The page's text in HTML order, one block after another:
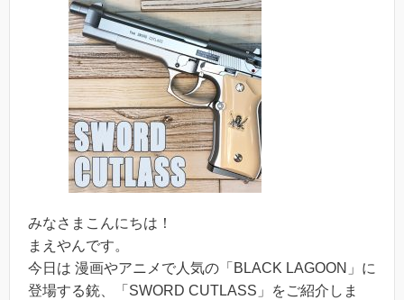
みなさまこんにちは！
まえやんです。
今日は 漫画やアニメで人気の「BLACK LAGOON」に
登場する銃、「SWORD CUTLASS」をご紹介しま